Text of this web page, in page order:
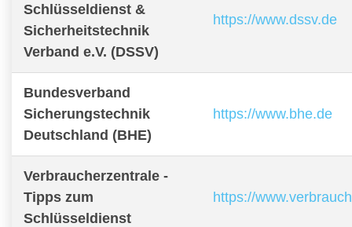
Schlüsseldienst &
Sicherheitstechnik
Verband e.V. (DSSV)
https://www.dssv.de
Bundesverband
Sicherungstechnik
Deutschland (BHE)
https://www.bhe.de
Verbraucherzentrale -
Tipps zum
Schlüsseldienst
https://